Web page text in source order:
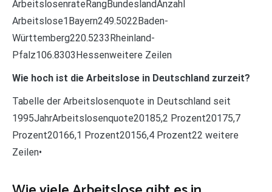
ArbeitslosenrateRangBundeslandAnzahl
Arbeitslose1Bayern249.5022Baden-
Württemberg220.5233Rheinland-
Pfalz106.8303Hessenweitere Zeilen
Wie hoch ist die Arbeitslose in Deutschland zurzeit?
Tabelle der Arbeitslosenquote in Deutschland seit
1995JahrArbeitslosenquote20185,2 Prozent20175,7
Prozent20166,1 Prozent20156,4 Prozent22 weitere
Zeilen•